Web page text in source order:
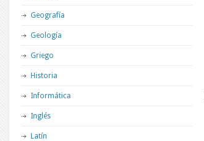
Geografía
Geología
Griego
Historia
Informática
Inglés
Latín